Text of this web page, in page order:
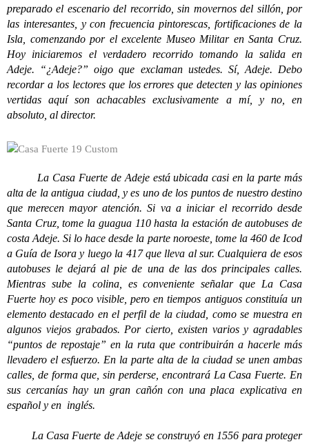
preparado el escenario del recorrido, sin movernos del sillón, por
las interesantes, y con frecuencia pintorescas, fortificaciones de la
Isla, comenzando por el excelente Museo Militar en Santa Cruz.
Hoy iniciaremos el verdadero recorrido tomando la salida en
Adeje. “¿Adeje?” oigo que exclaman ustedes. Sí, Adeje. Debo
recordar a los lectores que los errores que detecten y las opiniones
vertidas aquí son achacables exclusivamente a mí, y no, en
absoluto, al director.
La Casa Fuerte de Adeje está ubicada casi en la parte más
alta de la antigua ciudad, y es uno de los puntos de nuestro destino
que merecen mayor atención. Si va a iniciar el recorrido desde
Santa Cruz, tome la guagua 110 hasta la estación de autobuses de
costa Adeje. Si lo hace desde la parte noroeste, tome la 460 de Icod
a Guía de Isora y luego la 417 que lleva al sur. Cualquiera de esos
autobuses le dejará al pie de una de las dos principales calles.
Mientras sube la colina, es conveniente señalar que La Casa
Fuerte hoy es poco visible, pero en tiempos antiguos constituía un
elemento destacado en el perfil de la ciudad, como se muestra en
algunos viejos grabados. Por cierto, existen varios y agradables
“puntos de repostaje” en la ruta que contribuirán a hacerle más
llevadero el esfuerzo. En la parte alta de la ciudad se unen ambas
calles, de forma que, sin perderse, encontrará La Casa Fuerte. En
sus cercanías hay un gran cañón con una placa explicativa en
español y en inglés.
La Casa Fuerte de Adeje se construyó en 1556 para proteger